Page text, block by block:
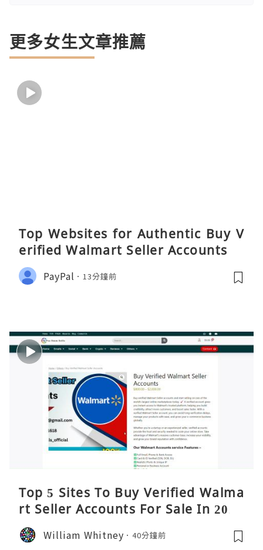
更多女生文章推薦
Top Websites for Authentic Buy V
erified Walmart Seller Accounts
PayPal 13分鐘前
Top 5 Sites To Buy Verified Walma
rt Seller Accounts For Sale In 2026
William Whitney 40分鐘前